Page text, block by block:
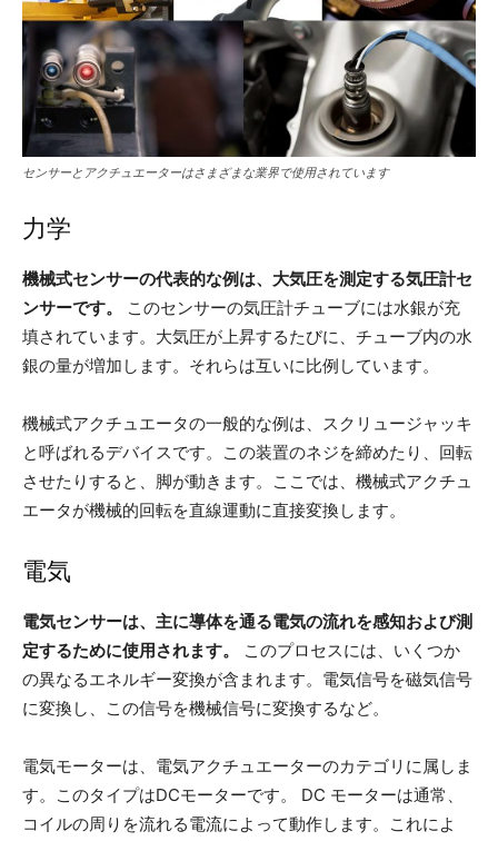
センサーとアクチュエーターはさまざまな業界で使用されています
力学
機械式センサーの代表的な例は、大気圧を測定する気圧計セ
ンサーです。
このセンサーの気圧計チューブには水銀が充
填されています。大気圧が上昇するたびに、チューブ内の水
銀の量が増加します。それらは互いに比例しています。
機械式アクチュエータの一般的な例は、スクリュージャッキ
と呼ばれるデバイスです。この装置のネジを締めたり、回転
させたりすると、脚が動きます。ここでは、機械式アクチュ
エータが機械的回転を直線運動に直接変換します。
電気
電気センサーは、主に導体を通る電気の流れを感知および測
定するために使用されます。
このプロセスには、いくつか
の異なるエネルギー変換が含まれます。電気信号を磁気信号
に変換し、この信号を機械信号に変換するなど。
電気モーターは、電気アクチュエーターのカテゴリに属しま
す。このタイプはDCモーターです。 DC モーターは通常、
コイルの周りを流れる電流によって動作します。これによ